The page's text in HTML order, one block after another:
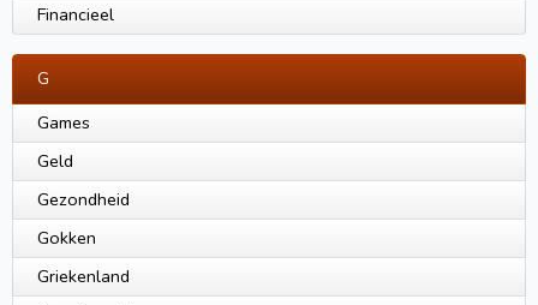
Financieel
G
Games
Geld
Gezondheid
Gokken
Griekenland